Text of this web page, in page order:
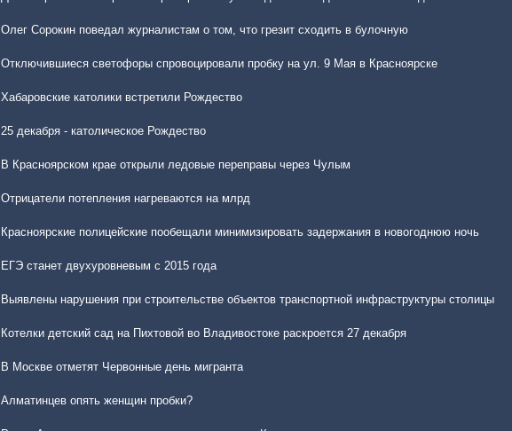
Олег Сорокин поведал журналистам о том, что грезит сходить в булочную
Отключившиеся светофоры спровоцировали пробку на ул. 9 Мая в Красноярске
Хабаровские католики встретили Рождество
25 декабря - католическое Рождество
В Красноярском крае открыли ледовые переправы через Чулым
Отрицатели потепления нагреваются на млрд
Красноярские полицейские пообещали минимизировать задержания в новогоднюю ночь
ЕГЭ станет двухуровневым c 2015 года
Выявлены нарушения при строительстве объектов транспортной инфраструктуры столицы
Котелки детский сад на Пихтовой во Владивостоке раскроется 27 декабря
В Москве отметят Червонные день мигранта
Алматинцев опять женщин пробки?